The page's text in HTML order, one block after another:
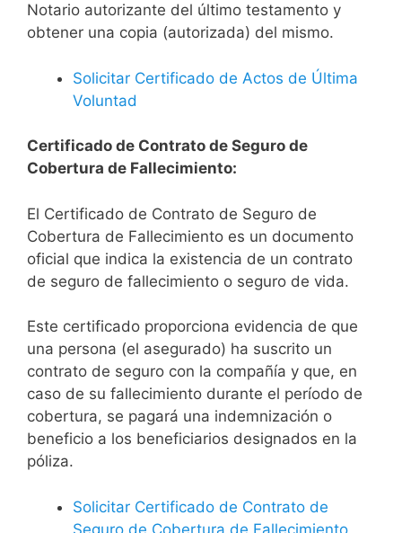
Notario autorizante del último testamento y
obtener una copia (autorizada) del mismo.
Solicitar Certificado de Actos de Última
Voluntad
Certificado de Contrato de Seguro de
Cobertura de Fallecimiento:
El Certificado de Contrato de Seguro de
Cobertura de Fallecimiento es un documento
oficial que indica la existencia de un contrato
de seguro de fallecimiento o seguro de vida.
Este certificado proporciona evidencia de que
una persona (el asegurado) ha suscrito un
contrato de seguro con la compañía y que, en
caso de su fallecimiento durante el período de
cobertura, se pagará una indemnización o
beneficio a los beneficiarios designados en la
póliza.
Solicitar Certificado de Contrato de
Seguro de Cobertura de Fallecimiento